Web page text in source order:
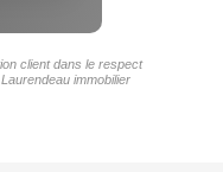
client dans le respect
immobilier